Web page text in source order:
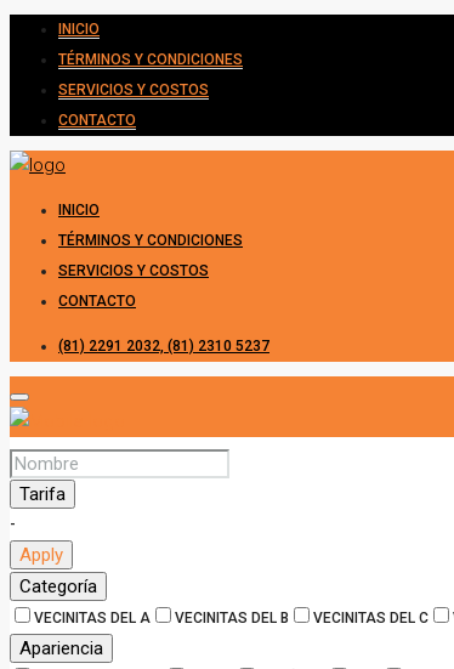
INICIO
TÉRMINOS Y CONDICIONES
SERVICIOS Y COSTOS
CONTACTO
INICIO
TÉRMINOS Y CONDICIONES
SERVICIOS Y COSTOS
CONTACTO
(81) 2291 2032, (81) 2310 5237
Tarifa
-
Apply
Categoría
VECINITAS DEL A VECINITAS DEL B VECINITAS DEL C
Apariencia